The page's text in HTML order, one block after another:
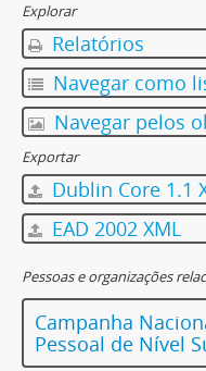
Explorar
Relatórios
Navegar como
Navegar pelos
Exportar
Dublin Core 1.1
EAD 2002 XML
Pessoas e organizações
Campanha
Pessoal de Nível